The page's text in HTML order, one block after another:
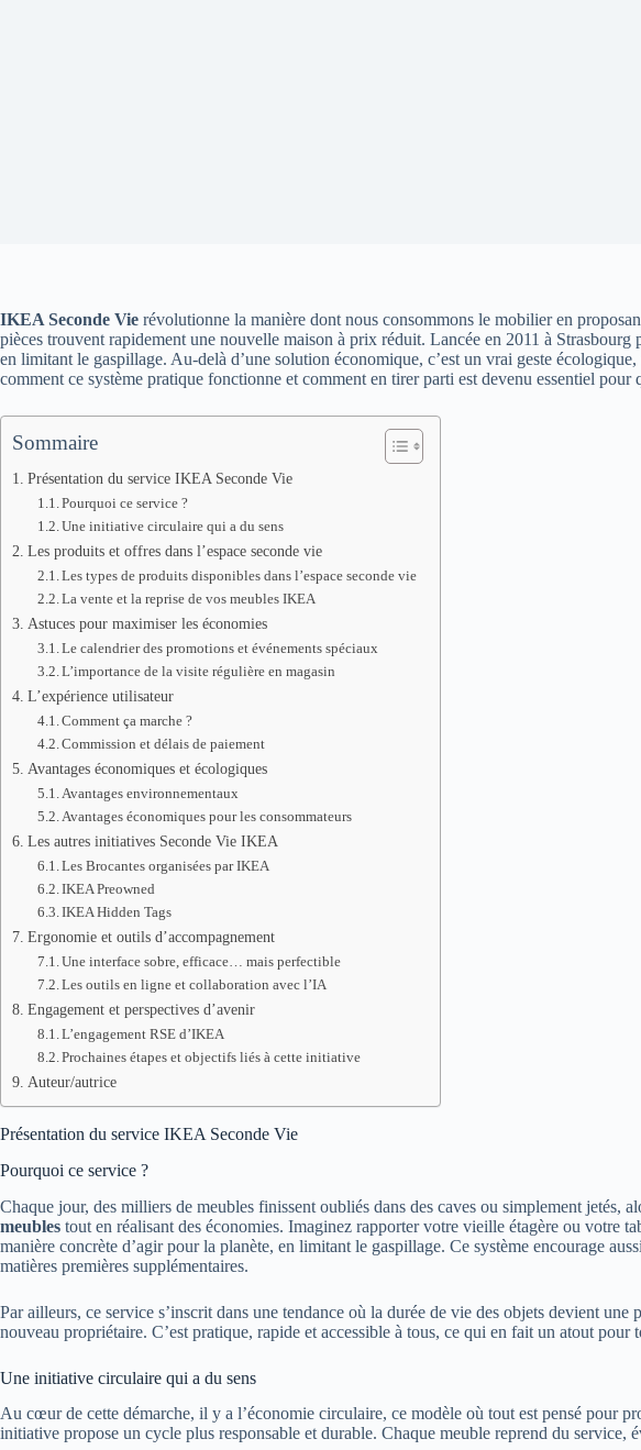
IKEA Seconde Vie révolutionne la manière dont nous consommons le mobilier en
pièces trouvent rapidement une nouvelle maison à prix réduit. Lancée en 2011 à
en limitant le gaspillage. Au-delà d’une solution économique, c’est un vrai geste
comment ce système pratique fonctionne et comment en tirer parti est devenu essentiel
Sommaire
Présentation du service IKEA Seconde Vie
Pourquoi ce service ?
Une initiative circulaire qui a du sens
Les produits et offres dans l’espace seconde vie
Les types de produits disponibles dans l’espace seconde vie
La vente et la reprise de vos meubles IKEA
Astuces pour maximiser les économies
Le calendrier des promotions et événements spéciaux
L’importance de la visite régulière en magasin
L’expérience utilisateur
Comment ça marche ?
Commission et délais de paiement
Avantages économiques et écologiques
Avantages environnementaux
Avantages économiques pour les consommateurs
Les autres initiatives Seconde Vie IKEA
Les Brocantes organisées par IKEA
IKEA Preowned
IKEA Hidden Tags
Ergonomie et outils d’accompagnement
Une interface sobre, efficace… mais perfectible
Les outils en ligne et collaboration avec l’IA
Engagement et perspectives d’avenir
L’engagement RSE d’IKEA
Prochaines étapes et objectifs liés à cette initiative
Auteur/autrice
Présentation du service IKEA Seconde Vie
Pourquoi ce service ?
Chaque jour, des milliers de meubles finissent oubliés dans des caves ou simplement
meubles tout en réalisant des économies. Imaginez rapporter votre vieille étagère ou votre
manière concrète d’agir pour la planète, en limitant le gaspillage. Ce système encourage
matières premières supplémentaires.
Par ailleurs, ce service s’inscrit dans une tendance où la durée de vie des objets devient
nouveau propriétaire. C’est pratique, rapide et accessible à tous, ce qui en fait un atout
Une initiative circulaire qui a du sens
Au cœur de cette démarche, il y a l’économie circulaire, ce modèle où tout est pensé pour
initiative propose un cycle plus responsable et durable. Chaque meuble reprend du service,